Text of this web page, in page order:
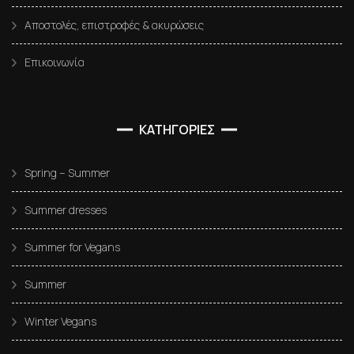
Αποστολές, επιστροφές & ακυρώσεις
Επικοινωνία
ΚΑΤΗΓΟΡΙΕΣ
Spring – Summer
Summer dresses
Summer for Vegans
Summer
Winter Vegans